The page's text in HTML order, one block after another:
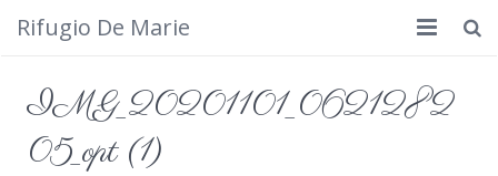
Rifugio De Marie
Dove siamo
IMG_20201101_0621282
05_opt (1)